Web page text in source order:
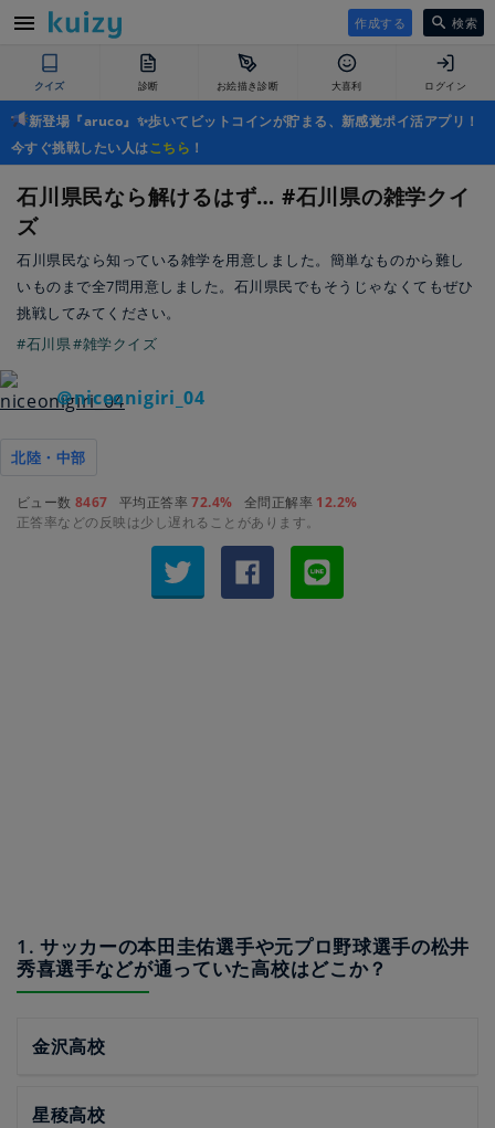
作成する 検索
クイズ 診断 お絵描き診断 大喜利 ログイン
新登場『aruco』✨歩いてビットコインが貯まる、新感覚ポイ活アプリ！
今すぐ挑戦したい人はこちら ！
石川県民なら解けるはず… #石川県の雑学クイ
ズ
石川県民なら知っている雑学を用意しました。簡単なものから難し
いものまで全7問用意しました。石川県民でもそうじゃなくてもぜひ
挑戦してみてください。
#石川県#雑学クイズ
＠niceonigiri_04
北陸・中部
ビュー数 8467 平均正答率72.4% 全問正解率 12.2%
正答率などの反映は少し遅れることがあります。
1. サッカーの本田圭佑選手や元プロ野球選手の松井
秀喜選手などが通っていた高校はどこか？
金沢高校
星稜高校